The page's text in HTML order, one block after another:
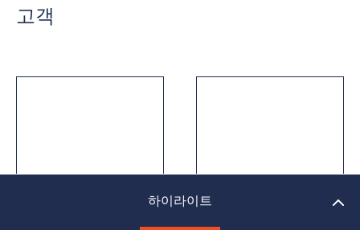
고객
하이라이트
혜택
하이라이트